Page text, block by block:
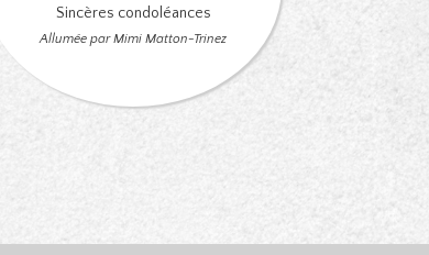
Sincères condoléances
Allumée par Mimi Matton-Trinez